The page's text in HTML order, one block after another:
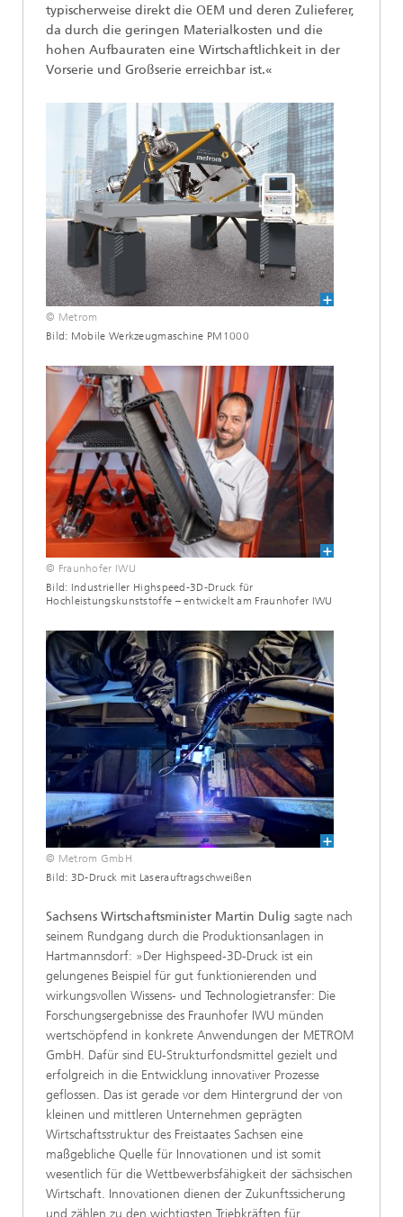
typischerweise direkt die OEM und deren Zulieferer,
da durch die geringen Materialkosten und die
hohen Aufbauraten eine Wirtschaftlichkeit in der
Vorserie und Großserie erreichbar ist.«
© Metrom
Bild: Mobile Werkzeugmaschine PM1000
© Fraunhofer IWU
Bild: Industrieller Highspeed-3D-Druck für
Hochleistungskunststoffe – entwickelt am Fraunhofer IWU
© Metrom GmbH
Bild: 3D-Druck mit Laserauftragschweißen
Sachsens Wirtschaftsminister Martin Dulig sagte nach
seinem Rundgang durch die Produktionsanlagen in
Hartmannsdorf: »Der Highspeed-3D-Druck ist ein
gelungenes Beispiel für gut funktionierenden und
wirkungsvollen Wissens- und Technologietransfer: Die
Forschungsergebnisse des Fraunhofer IWU münden
wertschöpfend in konkrete Anwendungen der METROM
GmbH. Dafür sind EU-Strukturfondsmittel gezielt und
erfolgreich in die Entwicklung innovativer Prozesse
geflossen. Das ist gerade vor dem Hintergrund der von
kleinen und mittleren Unternehmen geprägten
Wirtschaftsstruktur des Freistaates Sachsen eine
maßgebliche Quelle für Innovationen und ist somit
wesentlich für die Wettbewerbsfähigkeit der sächsischen
Wirtschaft. Innovationen dienen der Zukunftssicherung